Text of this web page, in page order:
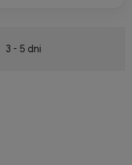
3 - 5 dni